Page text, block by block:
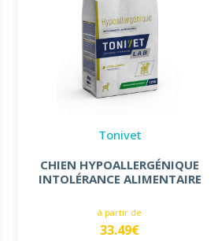
Tonivet
CHIEN HYPOALLERGÉNIQUE
INTOLÉRANCE ALIMENTAIRE
à partir de
33.49€